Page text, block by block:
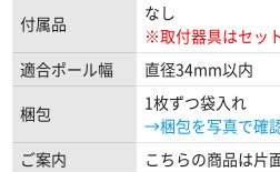
付属品
なし
※取付器具はセッ
適合ポール幅
直径34mm以内
梱包
1枚ずつ袋入れ
→梱包を写真で確
ご案内
こちらの商品は片